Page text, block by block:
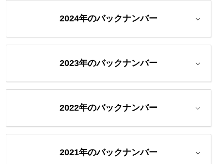
2024年のバックナンバー
2023年のバックナンバー
2022年のバックナンバー
2021年のバックナンバー